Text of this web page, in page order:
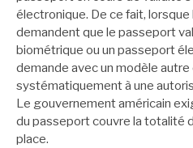
électronique. De ce fait,
demandent que le passeport
biométrique ou un passeport
demande avec un modèle autre
systématiquement à une
Le gouvernement américain
du passeport couvre la totalité
place.